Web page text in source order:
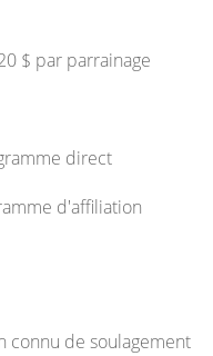
$ par parrainage
direct
d'affiliation
de soulagement